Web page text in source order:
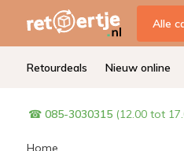
Alle
Retourdeals Nieuw online
☎ 085-3030315 (12.00 tot
Home